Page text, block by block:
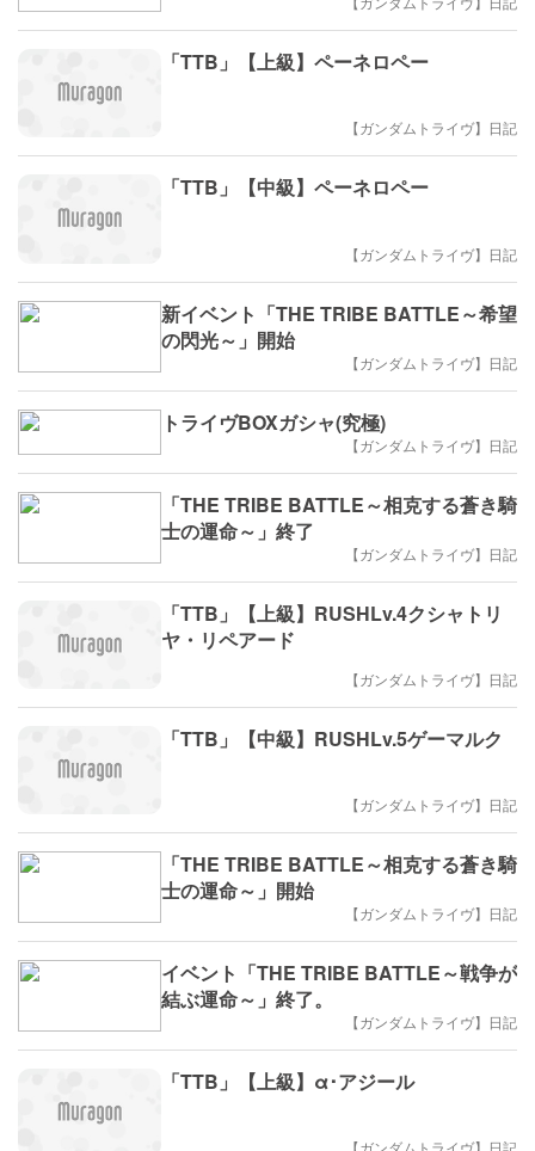
「TTB」【上級】ペーネロペー
【ガンダムトライヴ】日記
「TTB」【中級】ペーネロペー
【ガンダムトライヴ】日記
新イベント「THE TRIBE BATTLE～希望
の閃光～」開始
【ガンダムトライヴ】日記
トライヴBOXガシャ(究極)
【ガンダムトライヴ】日記
「THE TRIBE BATTLE～相克する蒼き騎
士の運命～」終了
【ガンダムトライヴ】日記
「TTB」【上級】RUSHLv.4クシャトリ
ヤ・リペアード
【ガンダムトライヴ】日記
「TTB」【中級】RUSHLv.5ゲーマルク
【ガンダムトライヴ】日記
「THE TRIBE BATTLE～相克する蒼き騎
士の運命～」開始
【ガンダムトライヴ】日記
イベント「THE TRIBE BATTLE～戦争が
結ぶ運命～」終了。
【ガンダムトライヴ】日記
「TTB」【上級】α･アジール
【ガンダムトライヴ】日記